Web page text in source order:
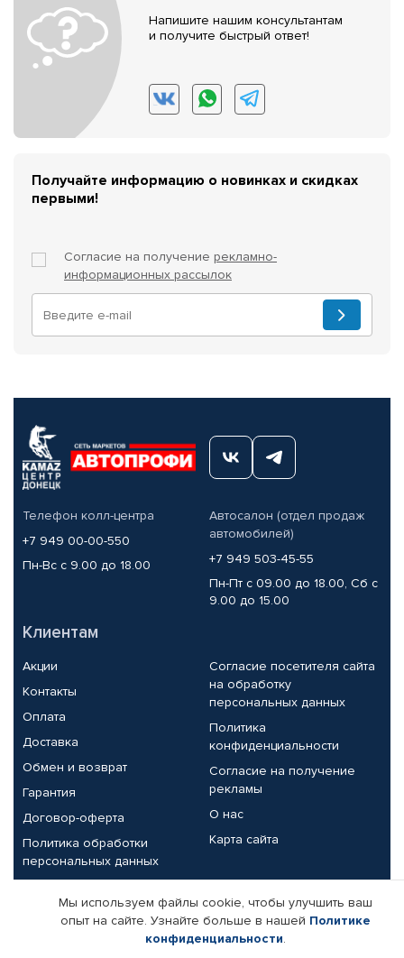
Напишите нашим консультантам
и получите быстрый ответ!
Получайте информацию о новинках и скидках
первыми!
Согласие на получение рекламно-
информационных рассылок
Телефон колл-центра
+7 949 00-00-550
Пн-Вс с 9.00 до 18.00
Автосалон (отдел продаж
автомобилей)
+7 949 503-45-55
Пн-Пт с 09.00 до 18.00, Сб с
9.00 до 15.00
Клиентам
Акции
Контакты
Оплата
Доставка
Обмен и возврат
Гарантия
Договор-оферта
Политика обработки
персональных данных
Согласие посетителя сайта
на обработку
персональных данных
Политика
конфиденциальности
Согласие на получение
рекламы
О нас
Карта сайта
Партнерам
Корпоративным клиентам
Реквизиты компании
Мы используем файлы cookie, чтобы улучшить ваш
опыт на сайте. Узнайте больше в нашей Политике
конфиденциальности.